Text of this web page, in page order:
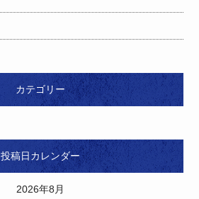
カテゴリー
投稿日カレンダー
2026年8月